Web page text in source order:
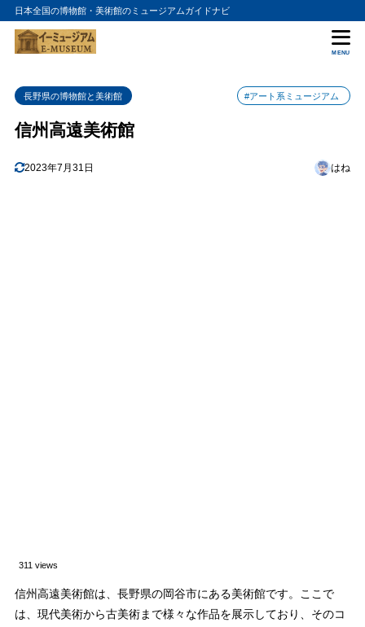
日本全国の博物館・美術館のミュージアムガイドナビ
MENU
長野県の博物館と美術館 #アート系ミュージアム
信州高遠美術館
2023年7月31日 はね
311 views
信州高遠美術館は、長野県の岡谷市にある美術館です。ここで
は、現代美術から古美術まで様々な作品を展示しており、そのコ
目次
1 信州高遠美術館の入館料金